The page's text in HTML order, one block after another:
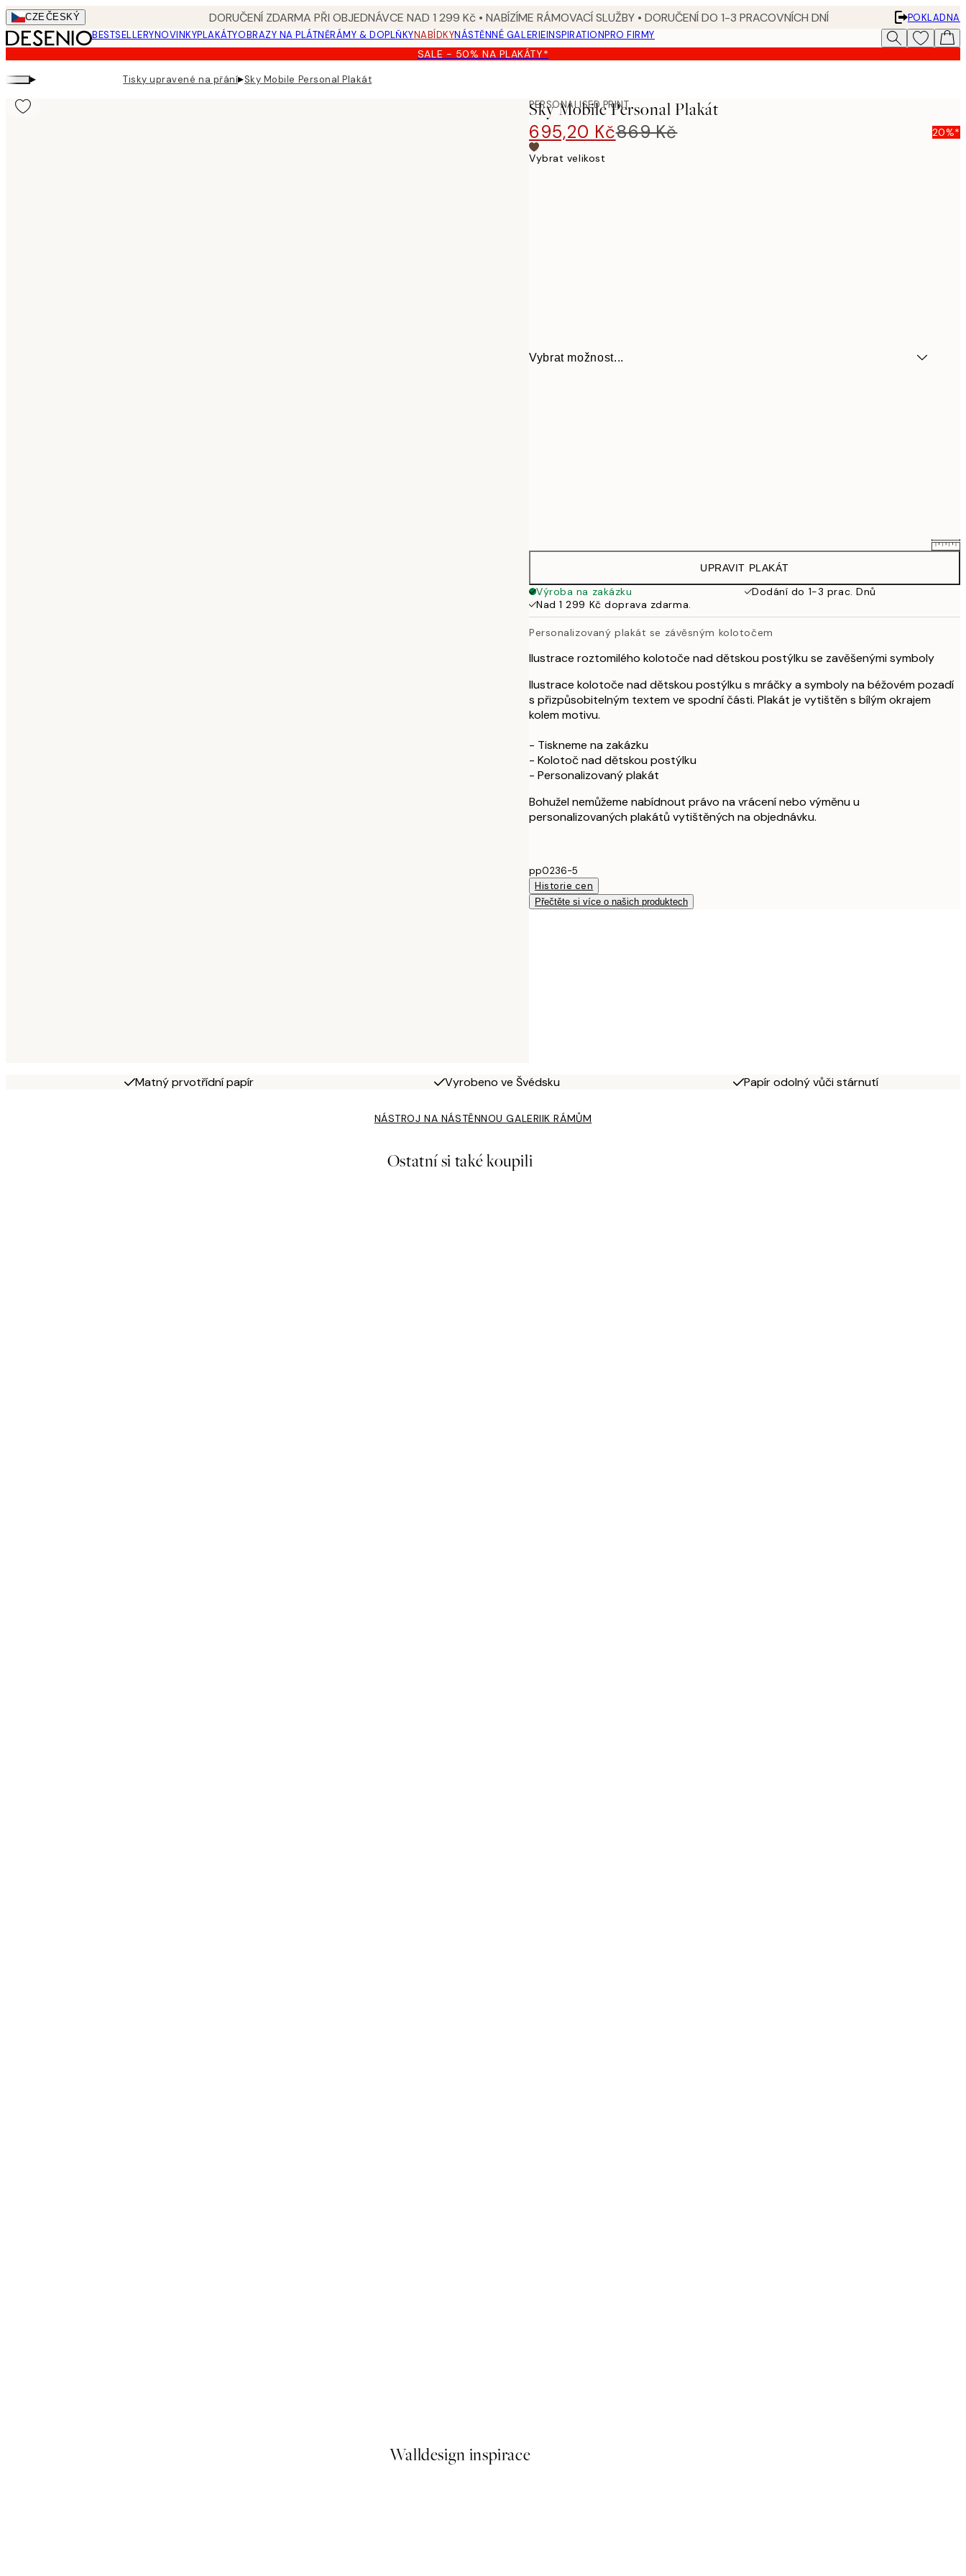
Skip
to
main
content.
CZEČESKÝ DORUČENÍ ZDARMA PŘI OBJEDNÁVCE NAD 1 299 Kč • NABÍZÍME RÁMOVACÍ SLUŽBY • DORUČENÍ DO 1-3 PRACOVNÍCH DNÍ
POKLADNA
BESTSELLERYNOVINKYPLAKÁTYOBRAZY NA PLÁTNĚRÁMY & DOPLŇKYNABÍDKYNÁSTĚNNÉ GALERIEINSPIRATIONPRO FIRMY
SALE - 50% NA PLAKÁTY*
▸ Tisky upravené na přání▸Sky Mobile Personal Plakát
PERSONALISED PRINT
Sky Mobile Personal Plakát
695,20 Kč869 Kč 20%*
Vybrat velikost
Vybrat možnost...
869 Kč
50x70 cm
1 079 Kč
UPRAVIT PLAKÁT
Výroba na zakázku
Dodání do 1-3 prac. Dnů
Nad 1 299 Kč doprava zdarma.
Personalizovaný plakát se závěsným kolotočem
Ilustrace roztomilého kolotoče nad dětskou postýlku se zavěšenými symboly
Ilustrace kolotoče nad dětskou postýlku s mráčky a symboly na béžovém pozadí
s přizpůsobitelným textem ve spodní části. Plakát je vytištěn s bílým okrajem
kolem motivu.
- Tiskneme na zakázku
- Kolotoč nad dětskou postýlku
- Personalizovaný plakát
Bohužel nemůžeme nabídnout právo na vrácení nebo výměnu u
personalizovaných plakátů vytištěných na objednávku.
pp0236-5
Historie cen
Přečtěte si více o našich produktech
Matný prvotřídní papír Vyrobeno ve Švédsku Papír odolný vůči stárnutí
NÁSTROJ NA NÁSTĚNNOU GALERIIK RÁMŮM
Ostatní si také koupili
Walldesign inspirace